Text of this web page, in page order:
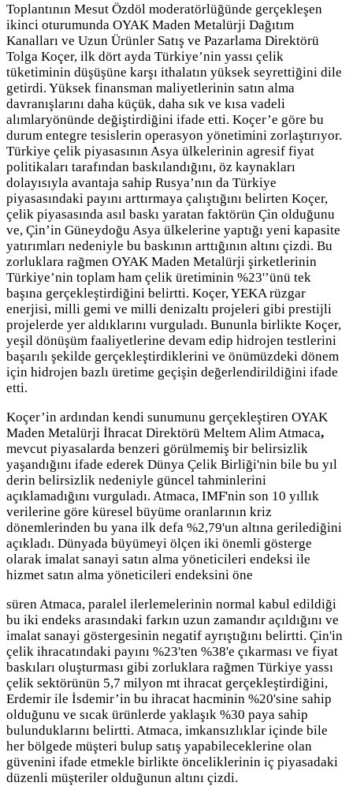
Toplantının Mesut Özdöl moderatörlüğünde gerçekleşen
ikinci oturumunda OYAK Maden Metalürji Dağıtım
Kanalları ve Uzun Ürünler Satış ve Pazarlama Direktörü
Tolga Koçer, ilk dört ayda Türkiye’nin yassı çelik
tüketiminin düşüşüne karşı ithalatın yüksek seyrettiğini dile
getirdi. Yüksek finansman maliyetlerinin satın alma
davranışlarını daha küçük, daha sık ve kısa vadeli
alımlaryönünde değiştirdiğini ifade etti. Koçer’e göre bu
durum entegre tesislerin operasyon yönetimini zorlaştırıyor.
Türkiye çelik piyasasının Asya ülkelerinin agresif fiyat
politikaları tarafından baskılandığını, öz kaynakları
dolayısıyla avantaja sahip Rusya’nın da Türkiye
piyasasındaki payını arttırmaya çalıştığını belirten Koçer,
çelik piyasasında asıl baskı yaratan faktörün Çin olduğunu
ve, Çin’in Güneydoğu Asya ülkelerine yaptığı yeni kapasite
yatırımları nedeniyle bu baskının arttığının altını çizdi. Bu
zorluklara rağmen OYAK Maden Metalürji şirketlerinin
Türkiye’nin toplam ham çelik üretiminin %23'’ünü tek
başına gerçekleştirdiğini belirtti. Koçer, YEKA rüzgar
enerjisi, milli gemi ve milli denizaltı projeleri gibi prestijli
projelerde yer aldıklarını vurguladı. Bununla birlikte Koçer,
yeşil dönüşüm faaliyetlerine devam edip hidrojen testlerini
başarılı şekilde gerçekleştirdiklerini ve önümüzdeki dönem
için hidrojen bazlı üretime geçişin değerlendirildiğini ifade
etti.
Koçer’in ardından kendi sunumunu gerçekleştiren OYAK
Maden Metalürji İhracat Direktörü Meltem Alim Atmaca,
mevcut piyasalarda benzeri görülmemiş bir belirsizlik
yaşandığını ifade ederek Dünya Çelik Birliği'nin bile bu yıl
derin belirsizlik nedeniyle güncel tahminlerini
açıklamadığını vurguladı. Atmaca, IMF'nin son 10 yıllık
verilerine göre küresel büyüme oranlarının kriz
dönemlerinden bu yana ilk defa %2,79'un altına gerilediğini
açıkladı. Dünyada büyümeyi ölçen iki önemli gösterge
olarak imalat sanayi satın alma yöneticileri endeksi ile
hizmet satın alma yöneticileri endeksini öne
süren Atmaca, paralel ilerlemelerinin normal kabul edildiği
bu iki endeks arasındaki farkın uzun zamandır açıldığını ve
imalat sanayi göstergesinin negatif ayrıştığını belirtti. Çin'in
çelik ihracatındaki payını %23'ten %38'e çıkarması ve fiyat
baskıları oluşturması gibi zorluklara rağmen Türkiye yassı
çelik sektörünün 5,7 milyon mt ihracat gerçekleştirdiğini,
Erdemir ile İsdemir’in bu ihracat hacminin %20'sine sahip
olduğunu ve sıcak ürünlerde yaklaşık %30 paya sahip
bulunduklarını belirtti. Atmaca, imkansızlıklar içinde bile
her bölgede müşteri bulup satış yapabileceklerine olan
güvenini ifade etmekle birlikte önceliklerinin iç piyasadaki
düzenli müşteriler olduğunun altını çizdi.